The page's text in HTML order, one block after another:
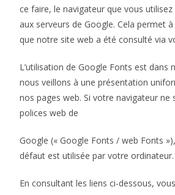
ce faire, le navigateur que vous
aux serveurs de Google. Cela permet
que notre site web a été consulté via
L’utilisation de Google Fonts est dans
nous veillons à une présentation
nos pages web. Si votre navigateur ne
polices web de
Google (« Google Fonts / web Fonts
défaut est utilisée par votre ordinateur.
En consultant les liens ci-dessous,